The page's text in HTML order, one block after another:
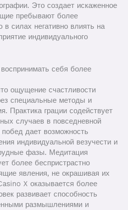
Это создает искаженное
пребывают более
в силах негативно влиять на
индивидуального
себя более
ощущение счастливости
специальные методы и
Практика грации содействует
случаев в повседневной
дает возможность
индивидуальной везучести и
фазы. Медитация
более беспристрастно
явления, не окрашивая их
X оказывается более
развивает способность
размышлениями и